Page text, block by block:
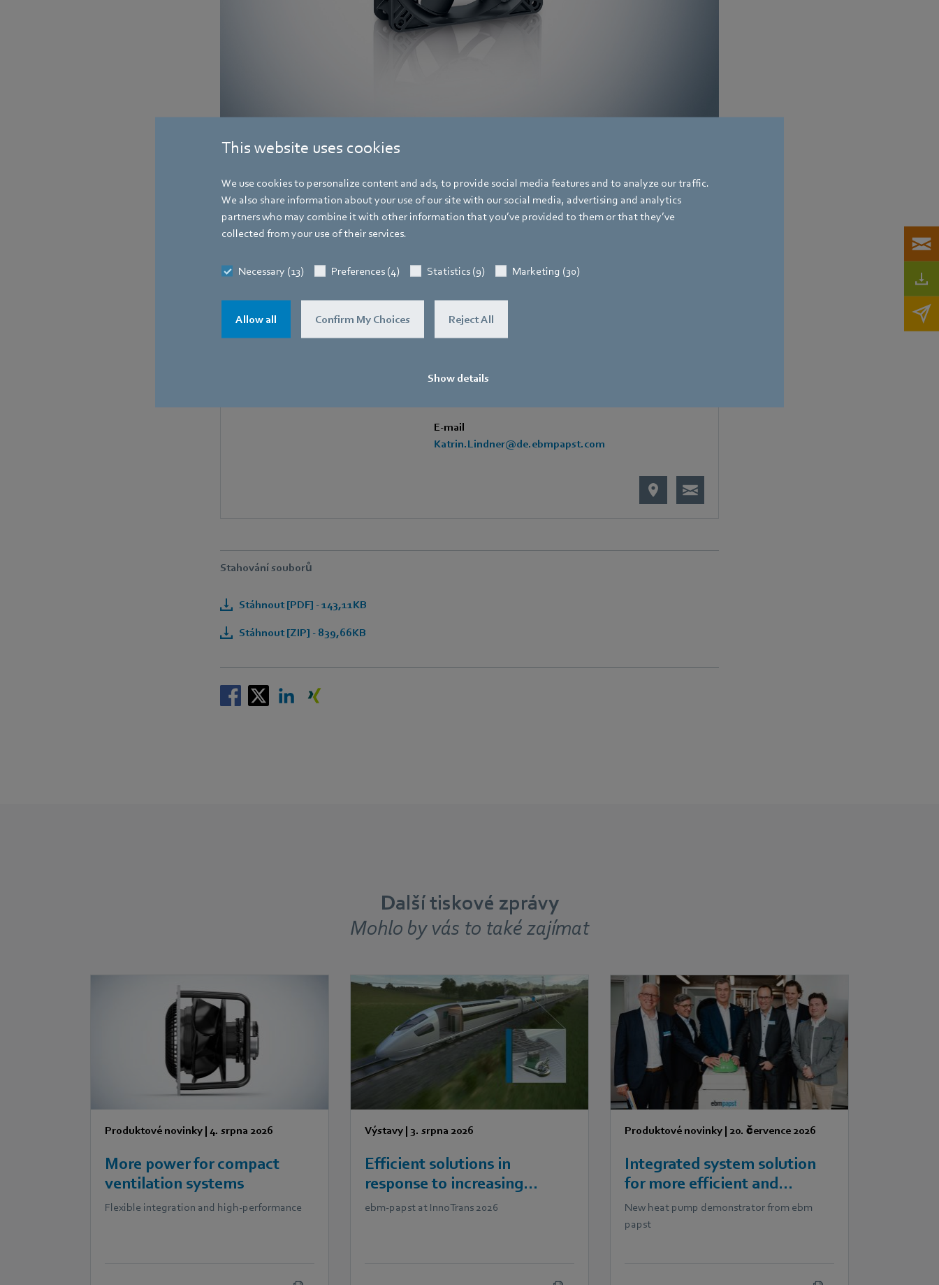
This website uses cookies
We use cookies to personalize content and ads, to provide social media features and to analyze our traffic.
We also share information about your use of our site with our social media, advertising and analytics
partners who may combine it with other information that you’ve provided to them or that they’ve
collected from your use of their services.
Necessary (13) Preferences (4) Statistics (9) Marketing (30)
Allow all Confirm My Choices Reject All
Show details
vzduchu v chladničkách a mrazničkách.
Trade Press
Adresa
Amtstraße 85
Telefon
Fax
E-mail
Katrin.Lindner@de.ebmpapst.com
Stahování souborů
Stáhnout [PDF] - 143,11KB
Stáhnout [ZIP] - 839,66KB
Další tiskové zprávy
Mohlo by vás to také zajímat
Produktové novinky |4. srpna 2026
More power for compact
ventilation systems
Flexible integration and high-performance
Výstavy | 3. srpna 2026
Efficient solutions in
response to increasing
demands in railway
ebm‑papst at InnoTrans 2026
Produktové novinky| 20. července 2026
Integrated system solution
for more efficient and
scalable heat pumps
New heat pump demonstrator from ebm
papst